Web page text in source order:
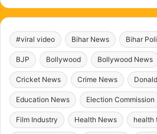
#viral video Bihar News Bihar
BJP Bollywood Bollywood News
Cricket News Crime News
Education News Election Commission
Film Industry Health News health